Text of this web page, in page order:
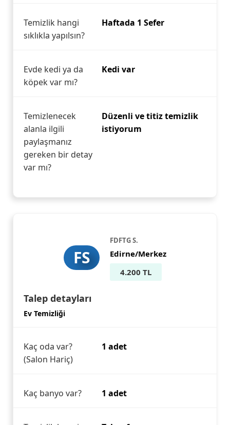
Temizlik hangi
sıklıkla yapılsın?
Haftada 1 Sefer
Evde kedi ya da
köpek var mı?
Kedi var
Temizlenecek
alanla ilgili
paylaşmanız
gereken bir detay
var mı?
Düzenli ve titiz temizlik
istiyorum
FS
FDFTG S.
Edirne/Merkez
4.200 TL
Talep detayları
Ev Temizliği
Kaç oda var?
(Salon Hariç)
1 adet
Kaç banyo var? 1 adet